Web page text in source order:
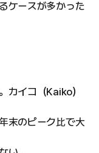
ケースが多かった
カイコ（Kaiko）
末のピーク比で大